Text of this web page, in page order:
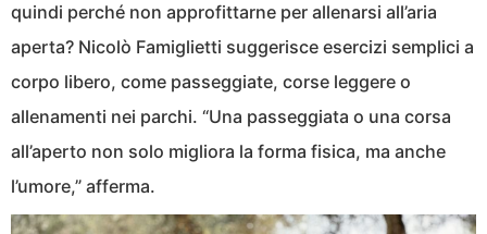
quindi perché non approfittarne per allenarsi all’aria
aperta? Nicolò Famiglietti suggerisce esercizi semplici a
corpo libero, come passeggiate, corse leggere o
allenamenti nei parchi. “Una passeggiata o una corsa
all’aperto non solo migliora la forma fisica, ma anche
l’umore,” afferma.